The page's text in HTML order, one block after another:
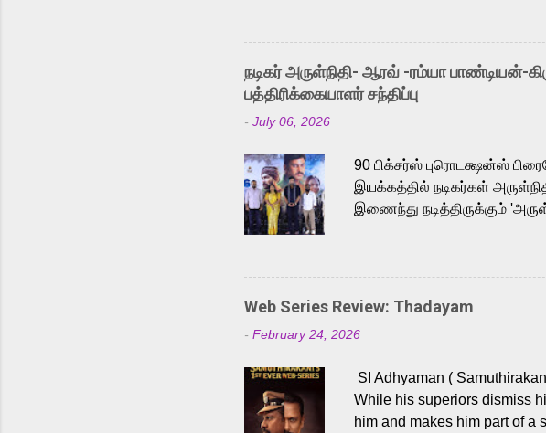
Adding to the growing buzz
singer Karthik, who lends
like “Behene De” from
Karthik is loved for his
a strong fit for the legendary
நடிகர் அருள்நிதி- ஆரவ் -ரம்யா பாண்டியன்-
பத்திரிக்கையாளர் சந்திப்பு
- July 06, 2026
90 பிக்சர்ஸ் புரொடக்ஷன்ஸ்
இயக்கத்தில் நடிகர்கள்
இணைந்து நடித்திருக்கும்
அருள்நிதி, ஆரவ், காளி
'பருத்திவீரன்' சரவணன், ஹரிஷ்
செய்திருக்கும் இந்த
இளையராஜா கலை இயக்கத்தை
மேற்கொண்டிருக்கிறார்.
இப்படத்தை சக்தி பிலிம்
Web Series Review: Thadayam
- February 24, 2026
SI Adhyaman (
While his superiors dismiss
him and makes him part of a